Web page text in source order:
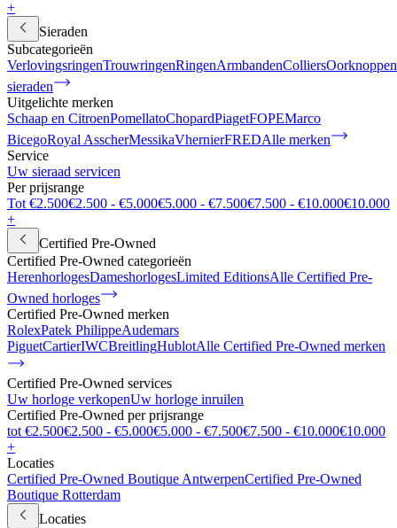
+
Sieraden
Subcategorieën
VerlovingsringenTrouwringenRingenArmbandenColliersOorknoppen
sieraden
Uitgelichte merken
Schaap en CitroenPomellatoChopardPiagetFOPEMarco
BicegoRoyal AsscherMessikaVhernierFREDAlle merken
Service
Uw sieraad servicen
Per prijsrange
Tot €2.500€2.500 - €5.000€5.000 - €7.500€7.500 - €10.000€10.000
+
Certified Pre-Owned
Certified Pre-Owned categorieën
HerenhorlogesDameshorlogesLimited EditionsAlle Certified Pre-
Owned horloges
Certified Pre-Owned merken
RolexPatek PhilippeAudemars
PiguetCartierIWCBreitlingHublotAlle Certified Pre-Owned merken
Certified Pre-Owned services
Uw horloge verkopenUw horloge inruilen
Certified Pre-Owned per prijsrange
tot €2.500€2.500 - €5.000€5.000 - €7.500€7.500 - €10.000€10.000
+
Locaties
Certified Pre-Owned Boutique AntwerpenCertified Pre-Owned
Boutique Rotterdam
Locaties